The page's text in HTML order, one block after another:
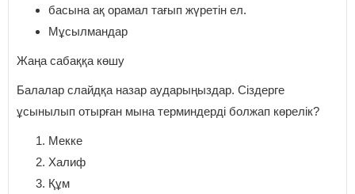
басына ақ орамал тағып жүретін ел.
Мұсылмандар
Жаңа сабаққа көшу
Балалар слайдқа назар аударыңыздар. Сіздерге
ұсынылып отырған мына терминдерді болжап көрелік?
Мекке
Халиф
Құм